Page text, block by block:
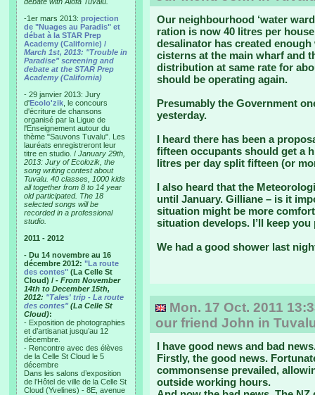
-1er mars 2013: projection
de "Nuages au Paradis" et
débat à la STAR Prep
Academy (Californie) /
March 1st, 2013: "Trouble in
Paradise" screening and
debate at the STAR Prep
Academy (California)
- 29 janvier 2013: Jury
d'Ecolo'zik , le concours
d'écriture de chansons
organisé par la Ligue de
l'Enseignement autour du
thème "Sauvons Tuvalu". Les
lauréats enregistreront leur
titre en studio. / January 29th,
2013: Jury of Ecolozik, the
song writing contest about
Tuvalu. 40 classes, 1000 kids
all together from 8 to 14 year
old participated. The 18
selected songs will be
recorded in a professional
studio.
2011 - 2012
- Du 14 novembre au 16
décembre 2012: "La route
des contes" (La Celle St
Cloud) / - From November
14th to December 15th,
2012: "Tales' trip - La route
des contes"(La Celle St
Cloud):
- Exposition de photographies
et d’artisanat jusqu’au 12
décembre.
- Rencontre avec des élèves
de la Celle St Cloud le 5
décembre
Dans les salons d’exposition
de l’Hôtel de ville de la Celle St
Cloud (Yvelines) - 8E, avenue
Our neighbourhood ‘water
ration is now 40 litres per
desalinator has created
cisterns at the main wharf and
distribution at same rate for
should be operating again.
Presumably the Government
yesterday.
I heard there has been a
fifteen occupants should get a
litres per day split fifteen (or
I also heard that the
until January. Gilliane – is it
situation might be more
situation develops. I’ll keep you
We had a good shower last
Mon. 17 Oct. 2011
our friend John in
I have good news and bad
Firstly, the good news.
commonsense prevailed,
outside working hours.